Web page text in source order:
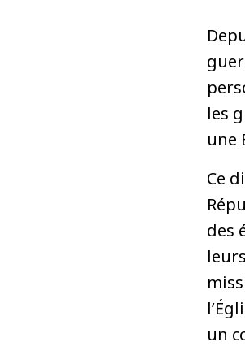
les
une
Ce
des
un